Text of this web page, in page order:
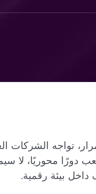
تواجه الشركات
دورًا محوريًا، لا
بيئة رقمية.